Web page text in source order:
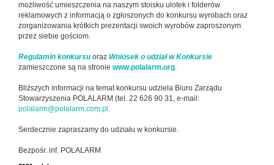
możliwość umieszczenia na naszym stoisku ulotek i folderów
reklamowych z informacją o zgłoszonych do konkursu wyrobach oraz
zorganizowania krótkich prezentacji swoich wyrobów zaproszonym
przez siebie gościom.
Regulamin konkursu oraz Wniosek o udział w Konkursie
zamieszczone są na stronie www.polalarm.org.
Bliższych informacji na temat konkursu udziela Biuro Zarządu
Stowarzyszenia POLALARM (tel. 22 626 90 31, e-mail:
polalarm@polalarm.com.pl .
Serdecznie zapraszamy do udziału w konkursie.
Bezpośr. inf. POLALARM